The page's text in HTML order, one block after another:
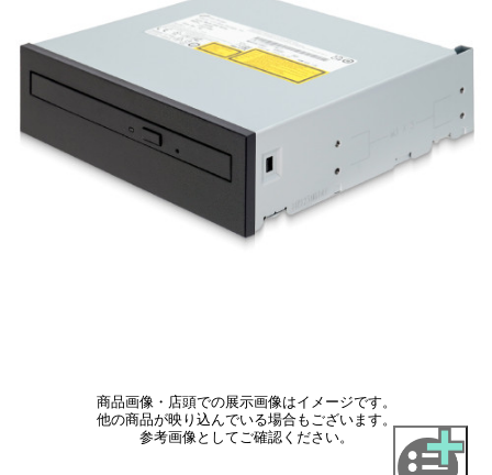
商品画像・店頭での展示画像はイメージです。
他の商品が映り込んでいる場合もございます。
参考画像としてご確認ください。